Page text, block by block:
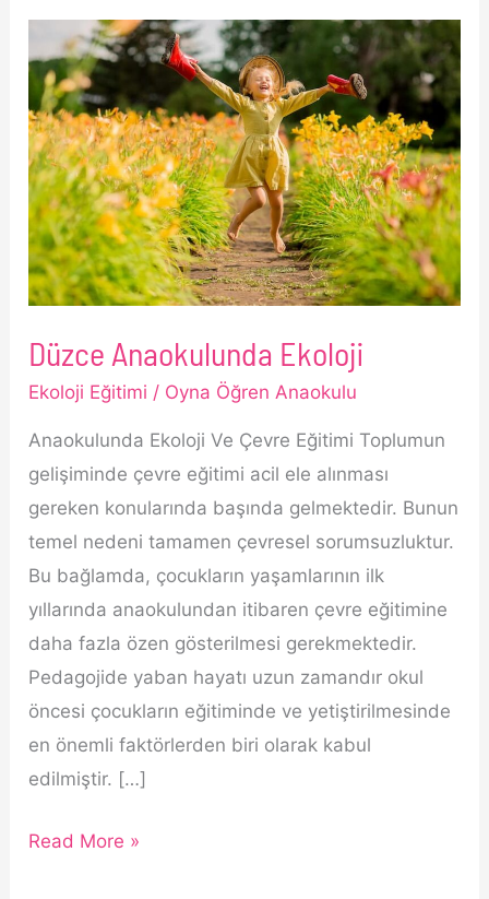
Düzce Anaokulunda Ekoloji
Ekoloji Eğitimi / Oyna Öğren Anaokulu
Anaokulunda Ekoloji Ve Çevre Eğitimi Toplumun
gelişiminde çevre eğitimi acil ele alınması
gereken konularında başında gelmektedir. Bunun
temel nedeni tamamen çevresel sorumsuzluktur.
Bu bağlamda, çocukların yaşamlarının ilk
yıllarında anaokulundan itibaren çevre eğitimine
daha fazla özen gösterilmesi gerekmektedir.
Pedagojide yaban hayatı uzun zamandır okul
öncesi çocukların eğitiminde ve yetiştirilmesinde
en önemli faktörlerden biri olarak kabul
edilmiştir. […]
Düzce
Read More »